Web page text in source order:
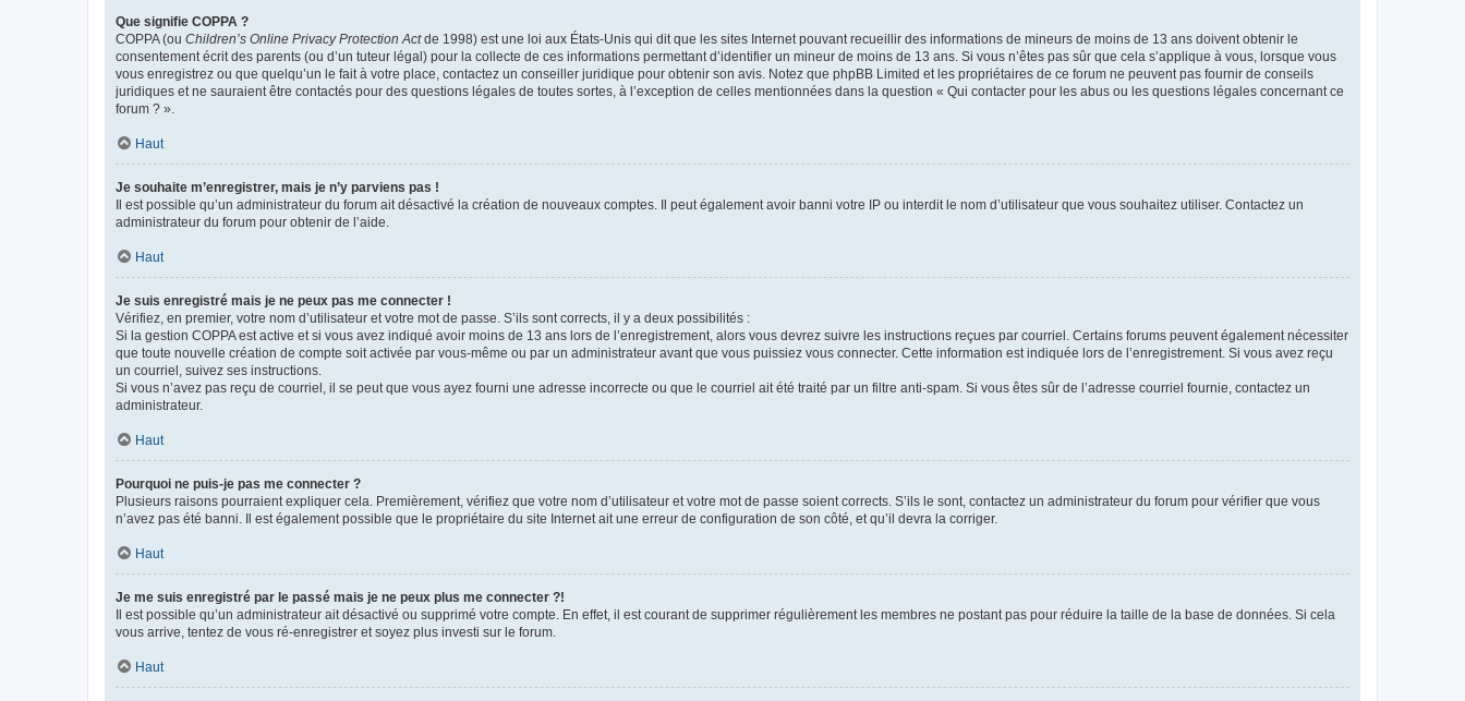
Que signifie COPPA ?
COPPA (ou Children’s Online Privacy Protection Actde 1998) est une loi aux États-Unis qui dit que les sites Internet pouvant recueillir des informations de mineurs de moins de 13 ans doivent obtenir le
consentement écrit des parents (ou d’un tuteur légal) pour la collecte de ces informations permettant d’identifier un mineur de moins de 13 ans. Si vous n’êtes pas sûr que cela s’applique à vous, lorsque vous
vous enregistrez ou que quelqu’un le fait à votre place, contactez un conseiller juridique pour obtenir son avis. Notez que phpBB Limited et les propriétaires de ce forum ne peuvent pas fournir de conseils
juridiques et ne sauraient être contactés pour des questions légales de toutes sortes, à l’exception de celles mentionnées dans la question « Qui contacter pour les abus ou les questions légales concernant ce
forum ? ».
Haut
Je souhaite m’enregistrer, mais je n’y parviens pas !
Il est possible qu’un administrateur du forum ait désactivé la création de nouveaux comptes. Il peut également avoir banni votre IP ou interdit le nom d’utilisateur que vous souhaitez utiliser. Contactez un
administrateur du forum pour obtenir de l’aide.
Haut
Je suis enregistré mais je ne peux pas me connecter !
Vérifiez, en premier, votre nom d’utilisateur et votre mot de passe. S’ils sont corrects, il y a deux possibilités :
Si la gestion COPPA est active et si vous avez indiqué avoir moins de 13 ans lors de l’enregistrement, alors vous devrez suivre les instructions reçues par courriel. Certains forums peuvent également nécessiter
que toute nouvelle création de compte soit activée par vous-même ou par un administrateur avant que vous puissiez vous connecter. Cette information est indiquée lors de l’enregistrement. Si vous avez reçu
un courriel, suivez ses instructions.
Si vous n’avez pas reçu de courriel, il se peut que vous ayez fourni une adresse incorrecte ou que le courriel ait été traité par un filtre anti-spam. Si vous êtes sûr de l’adresse courriel fournie, contactez un
administrateur.
Haut
Pourquoi ne puis-je pas me connecter ?
Plusieurs raisons pourraient expliquer cela. Premièrement, vérifiez que votre nom d’utilisateur et votre mot de passe soient corrects. S’ils le sont, contactez un administrateur du forum pour vérifier que vous
n’avez pas été banni. Il est également possible que le propriétaire du site Internet ait une erreur de configuration de son côté, et qu’il devra la corriger.
Haut
Je me suis enregistré par le passé mais je ne peux plus me connecter ?!
Il est possible qu’un administrateur ait désactivé ou supprimé votre compte. En effet, il est courant de supprimer régulièrement les membres ne postant pas pour réduire la taille de la base de données. Si cela
vous arrive, tentez de vous ré-enregistrer et soyez plus investi sur le forum.
Haut